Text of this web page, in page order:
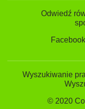
Odwiedź
Facebook
Wyszukiwanie
© 2020